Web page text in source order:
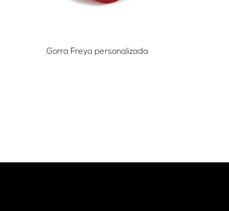
Gorra Freya personalizada